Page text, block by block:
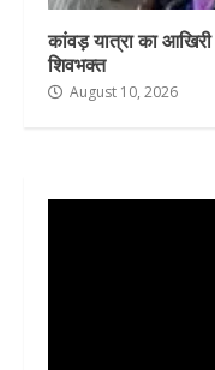
कांवड़ यात्रा का
शिवभक्त
August 10, 2026